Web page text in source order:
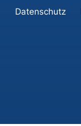
Datenschutz